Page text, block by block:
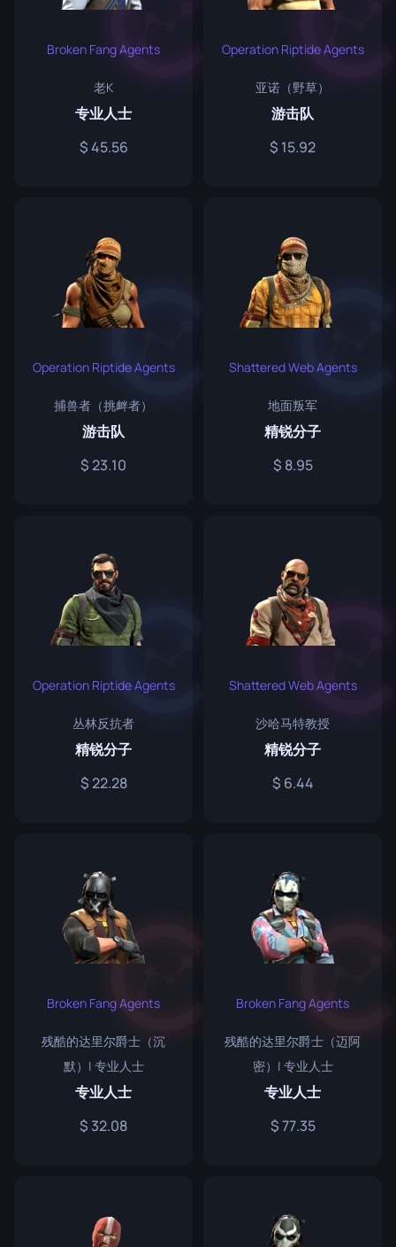
Broken Fang Agents
老K
专业人士
45.56
Operation Riptide Agents
亚诺（野草）
游击队
15.92
Operation Riptide Agents
捕兽者（挑衅者）
游击队
23.10
Shattered Web Agents
地面叛军
精锐分子
8.95
Operation Riptide Agents
丛林反抗者
精锐分子
22.28
Shattered Web Agents
沙哈马特教授
精锐分子
6.44
Broken Fang Agents
残酷的达里尔爵士（沉
默）| 专业人士
专业人士
32.08
Broken Fang Agents
残酷的达里尔爵士（迈阿
密）| 专业人士
专业人士
77.35